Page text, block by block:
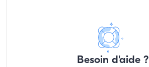
Besoin d'aide ?